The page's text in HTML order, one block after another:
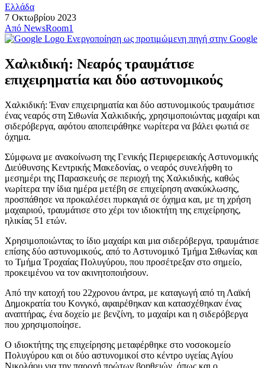
Ελλάδα
7 Οκτωβρίου 2023
Από NewsRoom1
Ενεργοποίηση ως προτιμώμενη πηγή στην Google
Χαλκιδική: Νεαρός τραυμάτισε
επιχειρηματία και δύο αστυνομικούς
Χαλκιδική: Έναν επιχειρηματία και δύο αστυνομικούς τραυμάτισε
ένας νεαρός στη Σιθωνία Χαλκιδικής, χρησιμοποιώντας μαχαίρι και
σιδερόβεργα, αφότου αποπειράθηκε νωρίτερα να βάλει φωτιά σε
όχημα.
Σύμφωνα με ανακοίνωση της Γενικής Περιφερειακής Αστυνομικής
Διεύθυνσης Κεντρικής Μακεδονίας, ο νεαρός συνελήφθη το
μεσημέρι της Παρασκευής σε περιοχή της Χαλκιδικής, καθώς
νωρίτερα την ίδια ημέρα μετέβη σε επιχείρηση ανακύκλωσης,
προσπάθησε να προκαλέσει πυρκαγιά σε όχημα και, με τη χρήση
μαχαιριού, τραυμάτισε στο χέρι τον ιδιοκτήτη της επιχείρησης,
ηλικίας 51 ετών.
Χρησιμοποιώντας το ίδιο μαχαίρι και μια σιδερόβεργα, τραυμάτισε
επίσης δύο αστυνομικούς, από το Αστυνομικό Τμήμα Σιθωνίας και
το Τμήμα Τροχαίας Πολυγύρου, που προσέτρεξαν στο σημείο,
προκειμένου να τον ακινητοποιήσουν.
Από την κατοχή του 22χρονου άντρα, με καταγωγή από τη Λαϊκή
Δημοκρατία του Κονγκό, αφαιρέθηκαν και κατασχέθηκαν ένας
αναπτήρας, ένα δοχείο με βενζίνη, το μαχαίρι και η σιδερόβεργα
που χρησιμοποίησε.
Ο ιδιοκτήτης της επιχείρησης μεταφέρθηκε στο νοσοκομείο
Πολυγύρου και οι δύο αστυνομικοί στο κέντρο υγείας Αγίου
Νικολάου για την παροχή πρώτων βοηθειών, όπως και ο